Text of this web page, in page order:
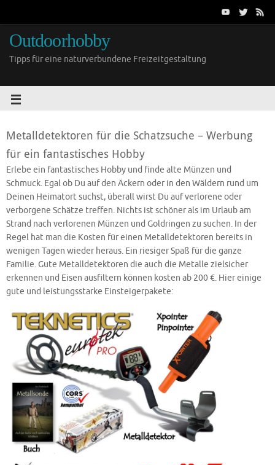
Outdoorhobby
Tipps für eine naturverbundene Freizeitgestaltung
Metalldetektoren für die Schatzsuche – Werbung
für ein fantastisches Hobby
Erlebe ein fantastisches Hobby und finde alte Münzen und
Schmuck. Egal ob Du auf den Äckern oder in den Wäldern rund um
Deinen Heimatort suchst, überall wirst Du auf verlorene oder
verborgene Schätze treffen. Nichts ist schöner als im Urlaub am
Strand nach verlorenen Münzen und Goldringen zu suchen. In der
Regel hat man die Kosten für einen Metalldetektoren bereits in
wenigen Tagen wieder heraus. Ein riesiger Spaß für die ganze
Familie. Gute Metalldetektoren die auch die Metalle zielsicher
erkennen und Eisen ausfiltern können kosten ab 200 €. Hier einige
gute und leistungsstarke Einsteigerpakete: